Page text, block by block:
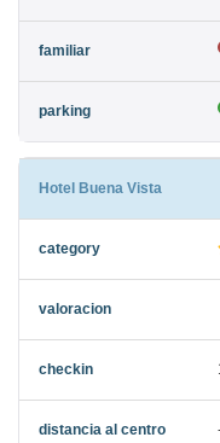
Hotel Buena Vista